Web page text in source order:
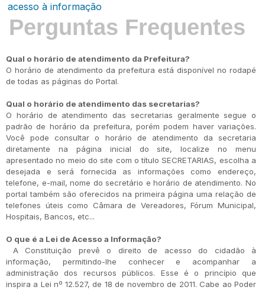
acesso à informação
Perguntas Frequentes
Qual o horário de atendimento da Prefeitura?
O horário de atendimento da prefeitura está disponível no rodapé
de todas as páginas do Portal.
Qual o horário de atendimento das secretarias?
O horário de atendimento das secretarias geralmente segue o
padrão de horário da prefeitura, porém podem haver variações.
Você pode consultar o horário de atendimento da secretaria
diretamente na página inicial do site, localize no menu
apresentado no meio do site com o título SECRETARIAS, escolha a
desejada e será fornecida as informações como endereço,
telefone, e-mail, nome do secretário e horário de atendimento. No
portal também são oferecidos na primeira página uma relação de
telefones úteis como Câmara de Vereadores, Fórum Municipal,
Hospitais, Bancos, etc...
O que é a Lei de Acesso a Informação?
A Constituição prevê o direito de acesso do cidadão à
informação, permitindo-lhe conhecer e acompanhar a
administração dos recursos públicos. Esse é o princípio que
inspira a Lei nº 12.527, de 18 de novembro de 2011. Cabe ao Poder